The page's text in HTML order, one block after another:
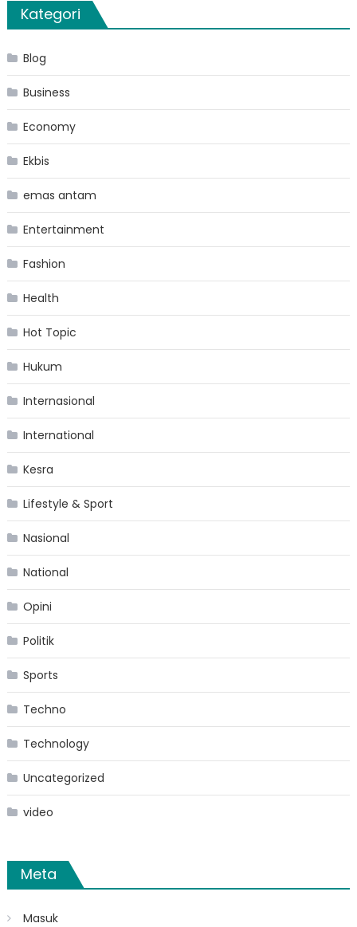
Kategori
Blog
Business
Economy
Ekbis
emas antam
Entertainment
Fashion
Health
Hot Topic
Hukum
Internasional
International
Kesra
Lifestyle & Sport
Nasional
National
Opini
Politik
Sports
Techno
Technology
Uncategorized
video
Meta
Masuk